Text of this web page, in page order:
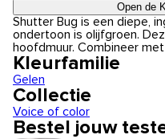
Open de
Shutter Bug is een diepe,
ondertoon is olijfgroen.
hoofdmuur. Combineer
Kleurfamilie
Gelen
Collectie
Voice of color
Bestel jouw